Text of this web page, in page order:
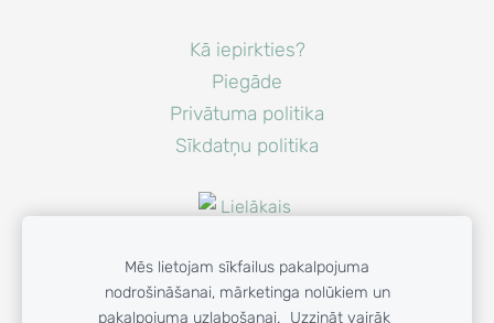
Kā iepirkties?
Piegāde
Privātuma politika
Sīkdatņu politika
Mēs lietojam sīkfailus pakalpojuma
nodrošināšanai, mārketinga nolūkiem un
pakalpojuma uzlabošanai. Uzzināt vairāk